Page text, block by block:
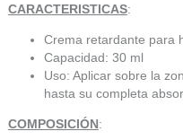
CARACTERISTICAS:
Crema retardante para
Capacidad: 30 ml
Uso: Aplicar sobre la
hasta su completa
COMPOSICIÓN: